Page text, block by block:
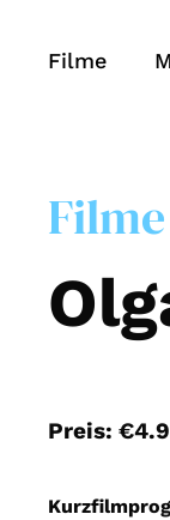
Filme
Preis: